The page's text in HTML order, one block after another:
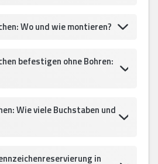
Wo und wie montieren?
befestigen ohne Bohren:
Wie viele Buchstaben und
in